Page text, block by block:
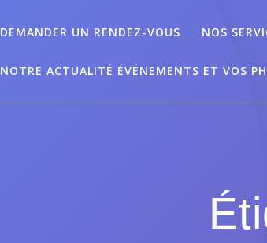
DEMANDER UN RENDEZ-VOUS NOS
NOTRE ACTUALITÉ ÉVÉNEMENTS ET VOS